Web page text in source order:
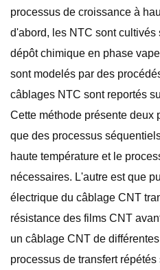
processus de croissance à
d'abord, les NTC sont
dépôt chimique en phase
sont modelés par des
câblages NTC sont reportés
Cette méthode présente deux
que des processus
haute température et le
nécessaires. L'autre est que
électrique du câblage CNT
résistance des films CNT
un câblage CNT de
processus de transfert